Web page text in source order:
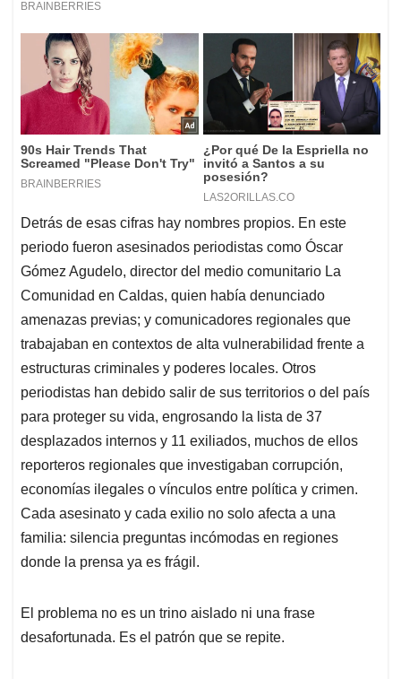
Detrás de esas cifras hay nombres propios. En este
periodo fueron asesinados periodistas como Óscar
Gómez Agudelo, director del medio comunitario La
Comunidad en Caldas, quien había denunciado
amenazas previas; y comunicadores regionales que
trabajaban en contextos de alta vulnerabilidad frente a
estructuras criminales y poderes locales. Otros
periodistas han debido salir de sus territorios o del país
para proteger su vida, engrosando la lista de 37
desplazados internos y 11 exiliados, muchos de ellos
reporteros regionales que investigaban corrupción,
economías ilegales o vínculos entre política y crimen.
Cada asesinato y cada exilio no solo afecta a una
familia: silencia preguntas incómodas en regiones
donde la prensa ya es frágil.
El problema no es un trino aislado ni una frase
desafortunada. Es el patrón que se repite.